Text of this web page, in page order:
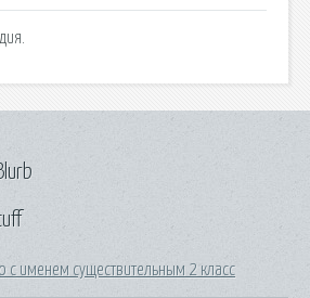
с именем существительным 2 класс